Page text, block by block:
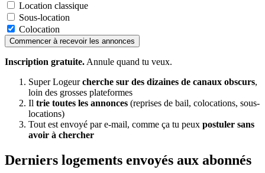
Location classique
Sous-location
Colocation
Commencer à recevoir les annonces
Inscription gratuite. Annule quand tu veux.
Super Logeurcherche sur des dizaines de canaux obscurs,
loin des grosses plateformes
Il trie toutes les annonces (reprises de bail, colocations, sous-
locations)
Tout est envoyé par e-mail, comme ça tu peux postuler sans
avoir à chercher
Derniers logements envoyés aux abonnés